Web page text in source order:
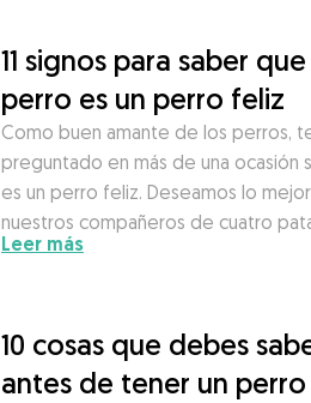
11 signos para saber
perro es un perro feliz
Como buen amante de los perros,
preguntado en más de una ocasión
es un perro feliz. Deseamos lo
nuestros compañeros de cuatro
Leer más
10 cosas que debes
antes de tener un perro